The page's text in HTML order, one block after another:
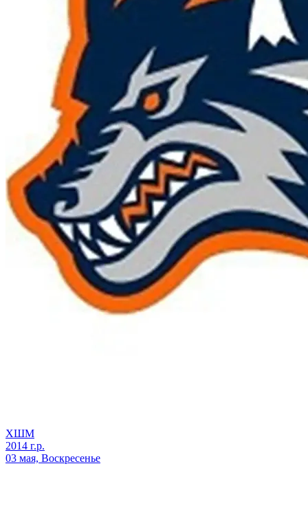
ХШМ
2014 г.р.
03 мая, Воскресенье